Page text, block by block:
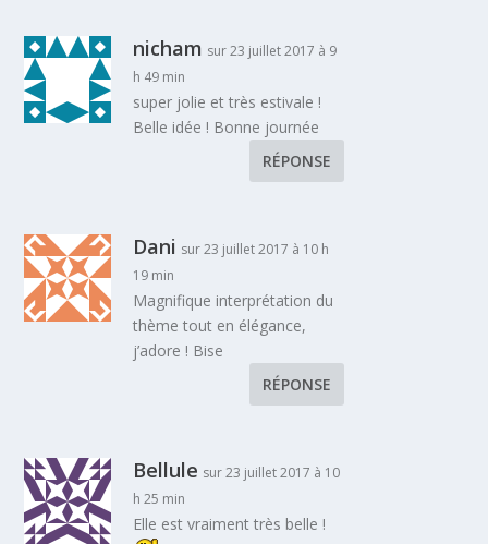
nicham sur 23 juillet 2017 à 9
h 49 min
super jolie et très estivale !
Belle idée ! Bonne journée
RÉPONSE
Dani sur 23 juillet 2017 à 10 h
19 min
Magnifique interprétation du
thème tout en élégance,
j’adore ! Bise
RÉPONSE
Bellule sur 23 juillet 2017 à 10
h 25 min
Elle est vraiment très belle !